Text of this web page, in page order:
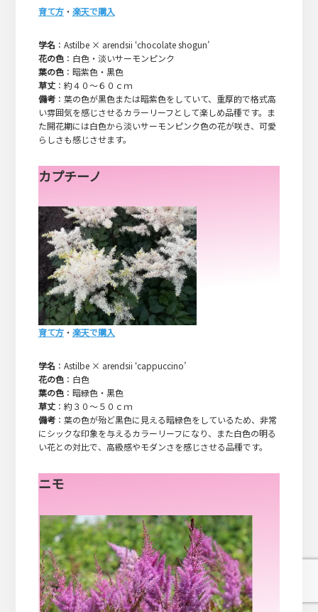
育て方・ 楽天で購入
学名 ：Astilbe × arendsii ‘chocolate shogun’
花の色：白色・淡いサーモンピンク
葉の色：暗紫色・黒色
草丈：約４０～６０ｃｍ
備考：葉の色が黒色または暗紫色をしていて、重厚的で格式高
い雰囲気を感じさせるカラーリーフとして楽しめ品種です。ま
た開花期には白色から淡いサーモンピンク色の花が咲き、可愛
らしさも感じさせます。
カプチーノ
育て方・ 楽天で購入
学名 ：Astilbe × arendsii ‘cappuccino’
花の色：白色
葉の色：暗緑色・黒色
草丈：約３０～５０ｃｍ
備考：葉の色が殆ど黒色に見える暗緑色をしているため、非常
にシックな印象を与えるカラーリーフになり、また白色の明る
い花との対比で、高級感やモダンさを感じさせる品種です。
ニモ